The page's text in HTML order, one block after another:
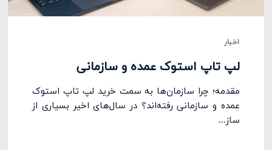
اخبار
لپ تاپ استوک عمده و سازمانی
مقدمه؛ چرا سازمان‌ها به سمت خرید لپ تاپ استوک
عمده و سازمانی رفته‌اند؟ در سال‌های اخیر بسیاری از
ساز...